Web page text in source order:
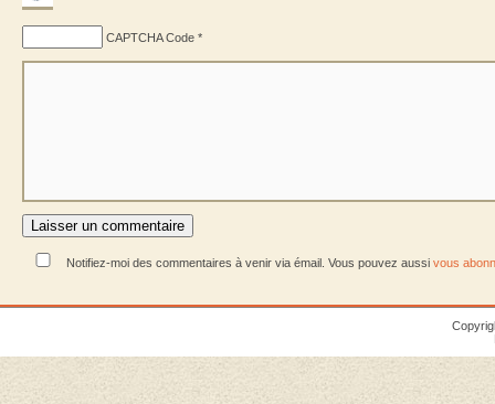
CAPTCHA Code *
Notifiez-moi des commentaires à venir via émail. Vous pouvez aussi vous